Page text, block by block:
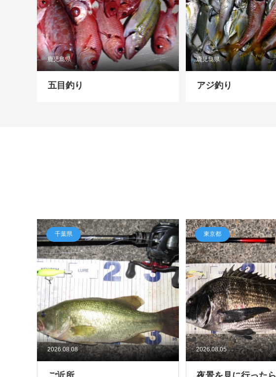
鹿児島県
五目釣り
鹿児島県
アジ釣り
2026.08.08
千葉県
2026.08.05
東京都